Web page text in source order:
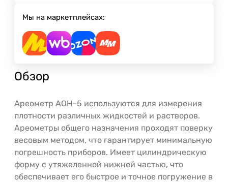
Мы на маркетплейсах:
Обзор
Ареометр АОН–5 используются для измерения
плотности различных жидкостей и растворов.
Ареометры общего назначения проходят поверку
весовым методом, что гарантирует минимальную
погрешность приборов. Имеет цилиндрическую
форму с утяжеленной нижней частью, что
обеспечивает его быстрое и точное погружение в